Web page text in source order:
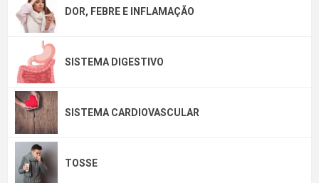
DOR, FEBRE E INFLAMAÇÃO
SISTEMA DIGESTIVO
SISTEMA CARDIOVASCULAR
TOSSE